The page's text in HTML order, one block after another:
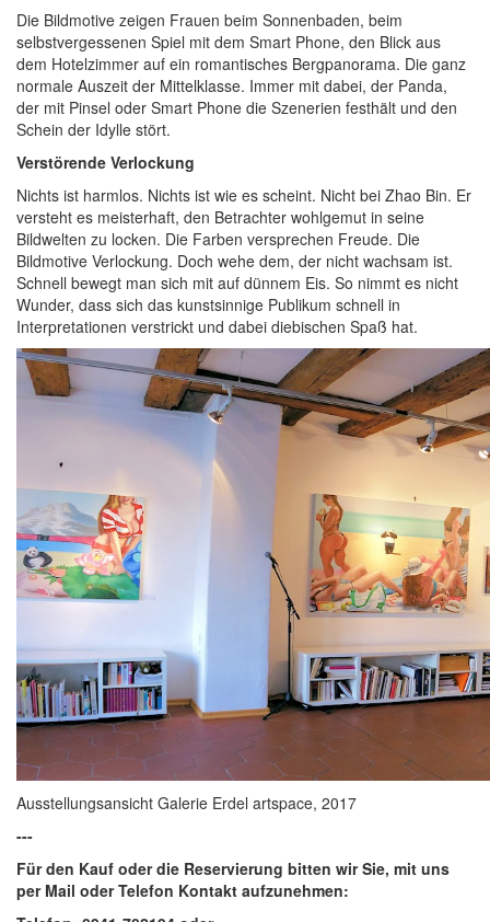
Die Bildmotive zeigen Frauen beim Sonnenbaden, beim
selbstvergessenen Spiel mit dem Smart Phone, den Blick aus
dem Hotelzimmer auf ein romantisches Bergpanorama. Die ganz
normale Auszeit der Mittelklasse. Immer mit dabei, der Panda,
der mit Pinsel oder Smart Phone die Szenerien festhält und den
Schein der Idylle stört.
Verstörende Verlockung
Nichts ist harmlos. Nichts ist wie es scheint. Nicht bei Zhao Bin. Er
versteht es meisterhaft, den Betrachter wohlgemut in seine
Bildwelten zu locken. Die Farben versprechen Freude. Die
Bildmotive Verlockung. Doch wehe dem, der nicht wachsam ist.
Schnell bewegt man sich mit auf dünnem Eis. So nimmt es nicht
Wunder, dass sich das kunstsinnige Publikum schnell in
Interpretationen verstrickt und dabei diebischen Spaß hat.
Ausstellungsansicht Galerie Erdel artspace, 2017
---
Für den Kauf oder die Reservierung bitten wir Sie, mit uns
per Mail oder Telefon Kontakt aufzunehmen: